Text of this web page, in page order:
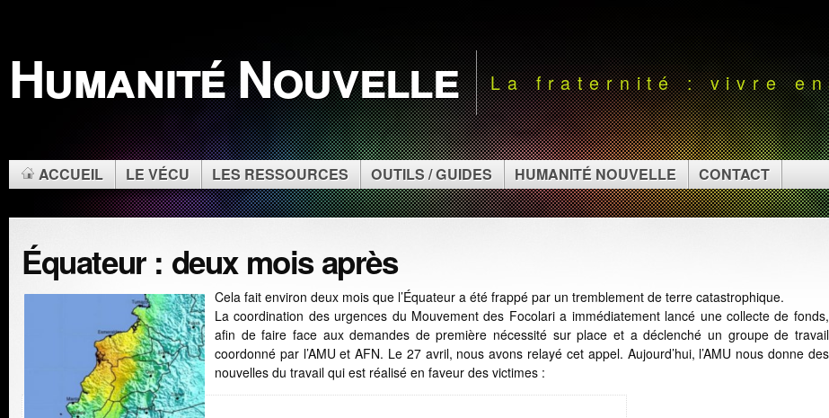
Humanité Nouvelle La fraternité : vivre
ACCUEIL LE VÉCU LES RESSOURCES OUTILS / GUIDES HUMANITÉ NOUVELLE CONTACT
Équateur : deux mois après
Cela fait environ deux mois que l’Équateur a été frappé par un tremblement de terre catastrophique.
La coordination des urgences du Mouvement des Focolari a immédiatement lancé une collecte de fonds,
afin de faire face aux demandes de première nécessité sur place et a déclenché un groupe de travail
coordonné par l’AMU et AFN. Le 27 avril, nous avons relayé cet appel. Aujourd’hui, l’AMU nous donne des
nouvelles du travail qui est réalisé en faveur des victimes :